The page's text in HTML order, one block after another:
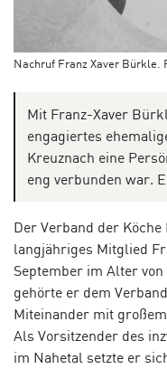
Nachruf Franz Xaver Bürkle.
Mit Franz-Xaver
engagiertes
Kreuznach eine
eng verbunden war.
Der Verband der
langjähriges Mitglied
September im Alter
gehörte er dem
Miteinander mit
Als Vorsitzender des
im Nahetal setzte er